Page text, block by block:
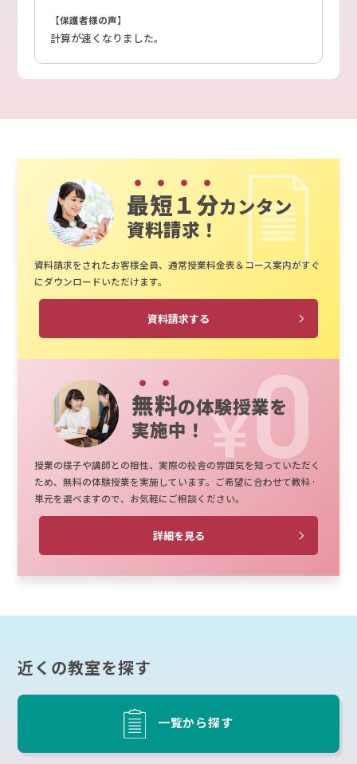
【保護者様の声】
計算が速くなりました。
最短１分カンタン
資料請求！
資料請求をされたお客様全員、通常授業料金表＆コース案内がすぐ
にダウンロードいただけます。
資料請求する
無料の体験授業を
実施中！
授業の様子や講師との相性、実際の校舎の雰囲気を知っていただく
ため、無料の体験授業を実施しています。ご希望に合わせて教科·
単元を選べますので、お気軽にご相談ください。
詳細を見る
近くの教室を探す
一覧から探す